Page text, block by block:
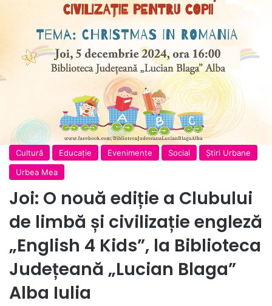
Cultură Educație Evenimente Social
Ştiri Urbane
Urbea Mea
Joi: O nouă ediție a Clubului
de limbă și civilizație engleză
„English 4 Kids”, la Biblioteca
Județeană „Lucian Blaga”
Alba Iulia